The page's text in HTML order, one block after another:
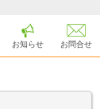
お知らせ お問合せ